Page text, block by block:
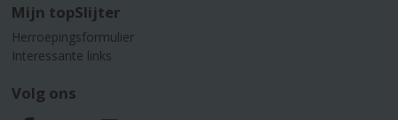
Mijn topSlijter
Herroepingsformulier
Interessante links
Volg ons